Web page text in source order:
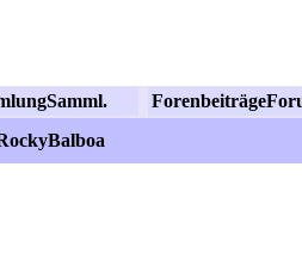
Samml. Forenbeiträge